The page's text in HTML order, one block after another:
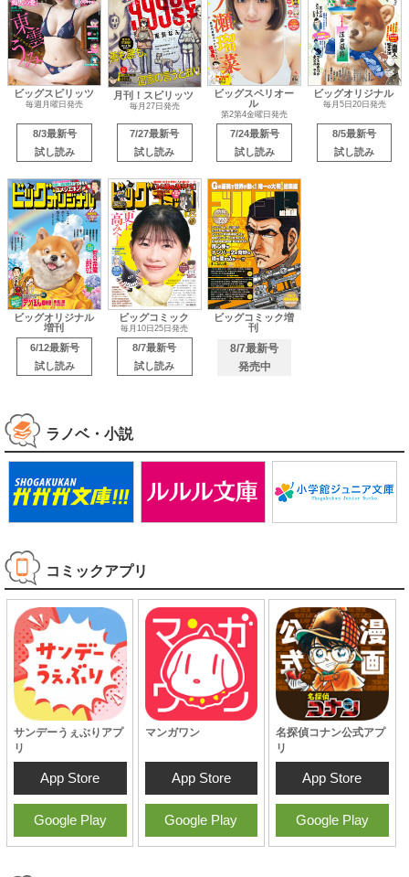
ビッグスピリッツ
毎週月曜日発売
8/3最新号
試し読み
月刊！スピリッツ
毎月27日発売
7/27最新号
試し読み
ビッグスペリオー
ル
第2第4金曜日発売
7/24最新号
試し読み
ビッグオリジナル
毎月5日20日発売
8/5最新号
試し読み
ビッグオリジナル
増刊
6/12最新号
試し読み
ビッグコミック
毎月10日25日発売
8/7最新号
試し読み
ビッグコミック増
刊
8/7最新号
発売中
ラノベ・小説
コミックアプリ
サンデーうぇぶりアプ
リ
App Store
Google Play
マンガワン
App Store
Google Play
名探偵コナン公式アプ
リ
App Store
Google Play